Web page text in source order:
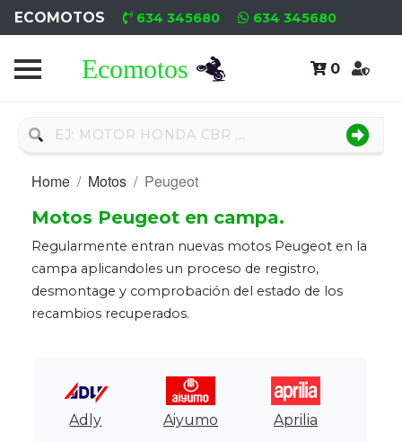
ECOMOTOS 634 345680 634 345680
0
Home
Nuevo
Recambio
Usado
Neumáticos
Campa
Nuevos
Motores
Home Motos Peugeot
Motos Peugeot en campa.
Regularmente entran nuevas motos Peugeot en la
campa aplicandoles un proceso de registro,
desmontage y comprobación del estado de los
recambios recuperados.
Adly Aiyumo Aprilia